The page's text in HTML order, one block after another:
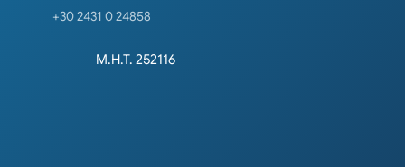
+30 2431 0 24858
Μ.Η.Τ. 252116